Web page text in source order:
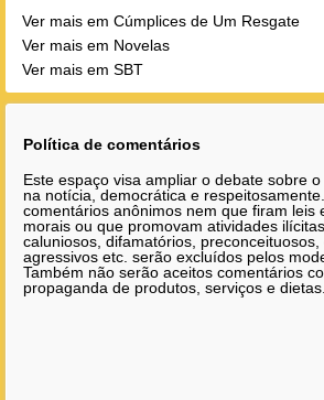
Ver mais em Cúmplices de Um Resgate
Ver mais em Novelas
Ver mais em SBT
Política de comentários
Este espaço visa ampliar o debate sobre
na notícia, democrática e
comentários anônimos nem que firam leis
morais ou que promovam atividades
caluniosos, difamatórios, preconceituosos,
agressivos etc. serão excluídos pelos
Também não serão aceitos comentários
propaganda de produtos, serviços e dietas.